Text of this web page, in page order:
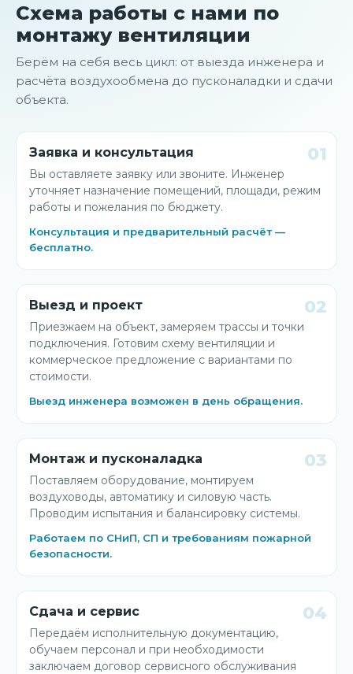
Схема работы с нами по
монтажу вентиляции
Берём на себя весь цикл: от выезда инженера и
расчёта воздухообмена до пусконаладки и сдачи
объекта.
01
Заявка и консультация
Вы оставляете заявку или звоните. Инженер
уточняет назначение помещений, площади, режим
работы и пожелания по бюджету.
Консультация и предварительный расчёт —
бесплатно.
02
Выезд и проект
Приезжаем на объект, замеряем трассы и точки
подключения. Готовим схему вентиляции и
коммерческое предложение с вариантами по
стоимости.
Выезд инженера возможен в день обращения.
03
Монтаж и пусконаладка
Поставляем оборудование, монтируем
воздуховоды, автоматику и силовую часть.
Проводим испытания и балансировку системы.
Работаем по СНиП, СП и требованиям пожарной
безопасности.
04
Сдача и сервис
Передаём исполнительную документацию,
обучаем персонал и при необходимости
заключаем договор сервисного обслуживания